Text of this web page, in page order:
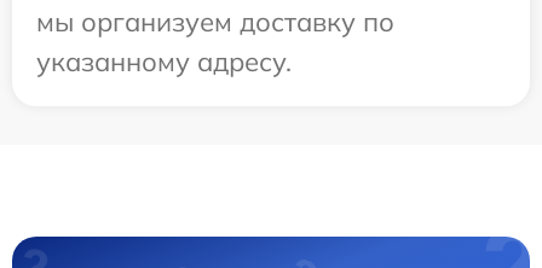
мы организуем доставку по
указанному адресу.